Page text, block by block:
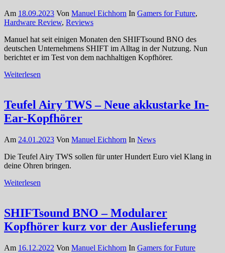
Am 18.09.2023 Von Manuel Eichhorn In Gamers for Future,
Hardware Review, Reviews
Manuel hat seit einigen Monaten den SHIFTsound BNO des
deutschen Unternehmens SHIFT im Alltag in der Nutzung. Nun
berichtet er im Test von dem nachhaltigen Kopfhörer.
Weiterlesen
Teufel Airy TWS – Neue akkustarke In-
Ear-Kopfhörer
Am 24.01.2023 Von Manuel Eichhorn In News
Die Teufel Airy TWS sollen für unter Hundert Euro viel Klang in
deine Ohren bringen.
Weiterlesen
SHIFTsound BNO – Modularer
Kopfhörer kurz vor der Auslieferung
Am 16.12.2022 Von Manuel Eichhorn In Gamers for Future